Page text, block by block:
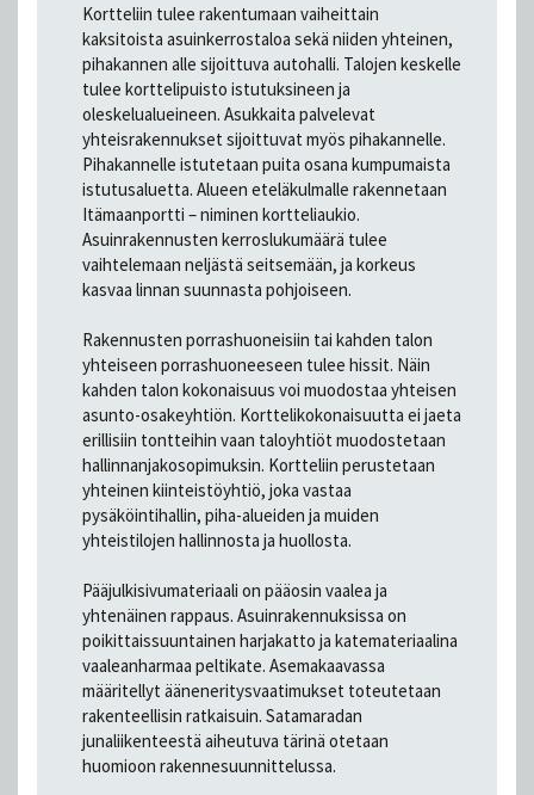
Kortteliin tulee rakentumaan vaiheittain
kaksitoista asuinkerrostaloa sekä niiden yhteinen,
pihakannen alle sijoittuva autohalli. Talojen keskelle
tulee korttelipuisto istutuksineen ja
oleskelualueineen. Asukkaita palvelevat
yhteisrakennukset sijoittuvat myös pihakannelle.
Pihakannelle istutetaan puita osana kumpumaista
istutusaluetta. Alueen eteläkulmalle rakennetaan
Itämaanportti – niminen kortteliaukio.
Asuinrakennusten kerroslukumäärä tulee
vaihtelemaan neljästä seitsemään, ja korkeus
kasvaa linnan suunnasta pohjoiseen.
Rakennusten porrashuoneisiin tai kahden talon
yhteiseen porrashuoneeseen tulee hissit. Näin
kahden talon kokonaisuus voi muodostaa yhteisen
asunto-osakeyhtiön. Korttelikokonaisuutta ei jaeta
erillisiin tontteihin vaan taloyhtiöt muodostetaan
hallinnanjakosopimuksin. Kortteliin perustetaan
yhteinen kiinteistöyhtiö, joka vastaa
pysäköintihallin, piha-alueiden ja muiden
yhteistilojen hallinnosta ja huollosta.
Pääjulkisivumateriaali on pääosin vaalea ja
yhtenäinen rappaus. Asuinrakennuksissa on
poikittaissuuntainen harjakatto ja katemateriaalina
vaaleanharmaa peltikate. Asemakaavassa
määritellyt ääneneritysvaatimukset toteutetaan
rakenteellisin ratkaisuin. Satamaradan
junaliikenteestä aiheutuva tärinä otetaan
huomioon rakennesuunnittelussa.